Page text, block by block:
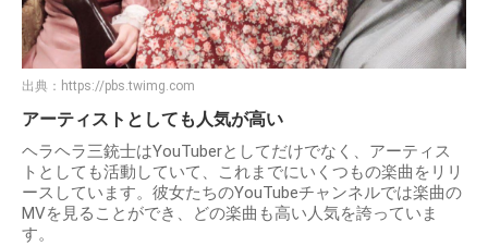
出典： https://pbs.twimg.com
アーティストとしても人気が高い
ヘラヘラ三銃士はYouTuberとしてだけでなく、アーティス
トとしても活動していて、これまでにいくつもの楽曲をリリ
ースしています。彼女たちのYouTubeチャンネルでは楽曲の
MVを見ることができ、どの楽曲も高い人気を誇っていま
す。